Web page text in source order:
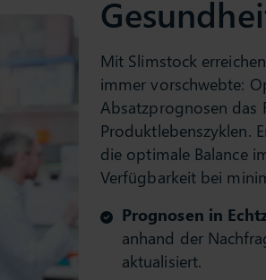
Mit Slimstock
immer vorschwebte:
Absatzprognosen das
Produktlebenszyklen.
die optimale Balance
Verfügbarkeit bei
Prognosen in
anhand der
aktualisiert.